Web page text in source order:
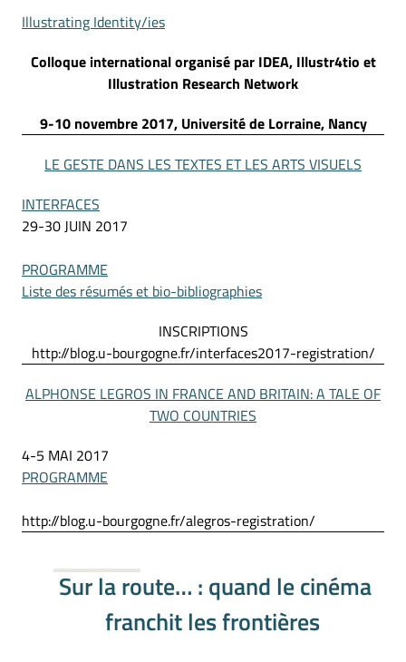
Illustrating Identity/ies
Colloque international organisé par IDEA, Illustr4tio et
Illustration Research Network
9-10 novembre 2017, Université de Lorraine, Nancy
LE GESTE DANS LES TEXTES ET LES ARTS VISUELS
INTERFACES
29-30 JUIN 2017
PROGRAMME
Liste des résumés et bio-bibliographies
INSCRIPTIONS
http://blog.u-bourgogne.fr/interfaces2017-registration/
ALPHONSE LEGROS IN FRANCE AND BRITAIN: A TALE OF
TWO COUNTRIES
4-5 MAI 2017
PROGRAMME
http://blog.u-bourgogne.fr/alegros-registration/
Sur la route… : quand le cinéma
franchit les frontières